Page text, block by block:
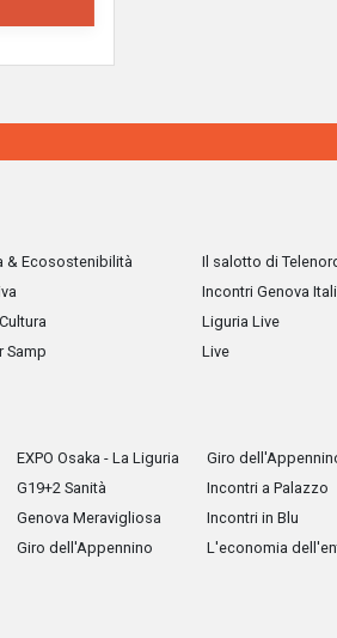
& Ecosostenibilità
Samp
Il salotto di
Incontri Genova
Liguria Live
Live
EXPO Osaka - La Liguria
G19+2 Sanità
Genova Meravigliosa
Giro dell'Appennino
Giro
Incontri a Palazzo
Incontri in Blu
L'economia